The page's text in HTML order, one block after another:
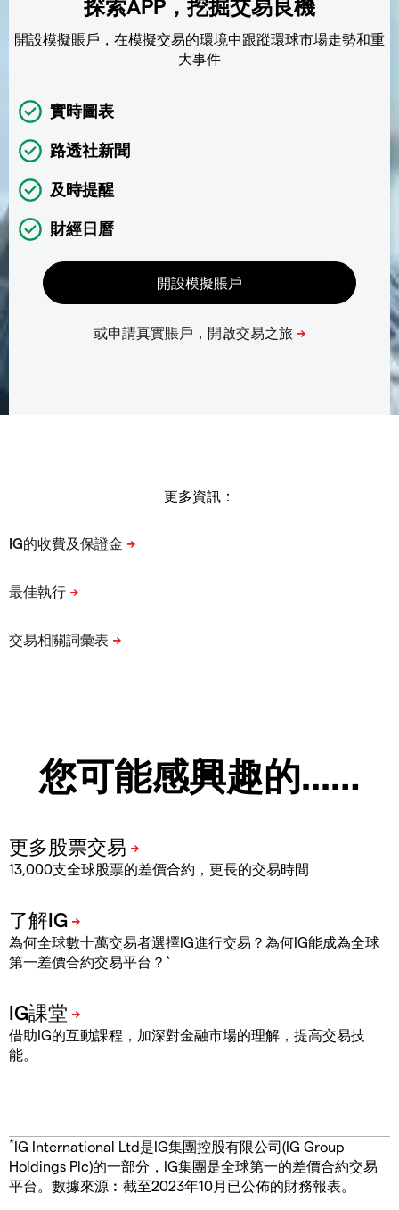
探索APP，挖掘交易良機
開設模擬賬戶，在模擬交易的環境中跟蹤環球市場走勢和重
大事件
實時圖表
路透社新聞
及時提醒
財經日曆
更多資訊：
您可能感興趣的...…
13,000支全球股票的差價合約，更長的交易時間
為何全球數十萬交易者選擇IG進行交易？為何IG能成為全球
第一差價合約交易平台？ *
借助IG的互動課程，加深對金融市場的理解，提高交易技
能。
*IG International Ltd是IG集團控股有限公司(IG Group
Holdings Plc)的一部分，IG集團是全球第一的差價合約交易
平台。數據來源︰截至2023年10月已公佈的財務報表。